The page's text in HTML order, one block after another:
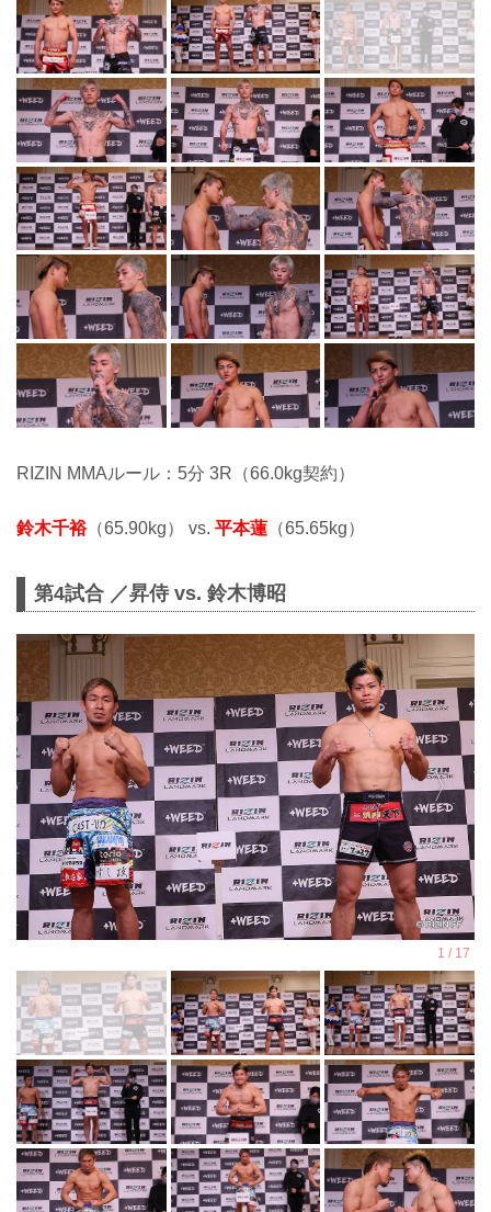
RIZIN MMAルール：5分 3R（66.0kg契約）
鈴木千裕（65.90kg） vs. 平本蓮 （65.65kg）
第4試合 ／昇侍 vs. 鈴木博昭